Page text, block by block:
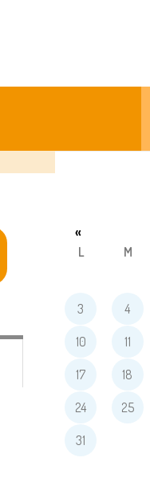
«
L M
3 4
10 11
17 18
24 25
31